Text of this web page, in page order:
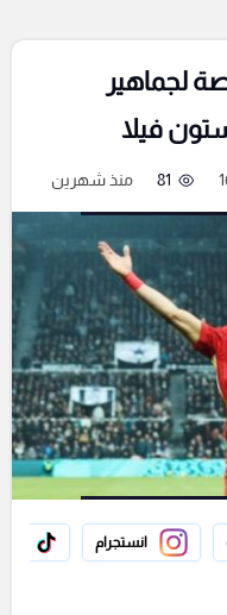
لجماهير
فيلا
81 منذ شهرين
انستجرام